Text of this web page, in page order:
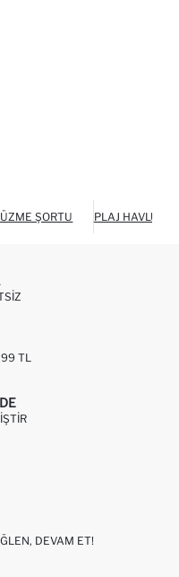
ŞORTU PLAJ HAVLUSU
TL
DEVAM ET!